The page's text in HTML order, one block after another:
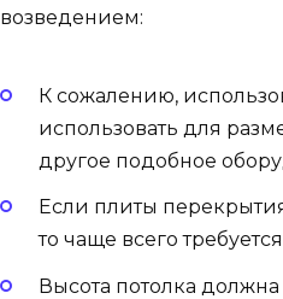
возведением:
К сожалению,
использовать для
другое подобное
Если плиты
то чаще всего
Высота потолка